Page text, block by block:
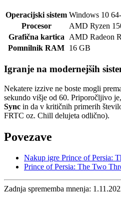
Operacijski sistem Windows 10
Procesor
AMD Ryzen
Grafična kartica
AMD Radeon
Pomnilnik RAM 16 GB
Igranje na modernejših
Nekatere izzive ne boste mogli
sekundo višje od 60. Priporočljivo
Sync in da v kritičnih primerih
FRTC oz. Chill delujeta odlično).
Povezave
Nakup igre Prince of Persia:
Prince of Persia: The Two
Zadnja sprememba mnenja: